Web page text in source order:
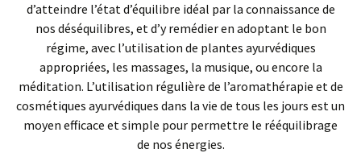
d’atteindre l’état d’équilibre idéal par la connaissance de
nos déséquilibres, et d’y remédier en adoptant le bon
régime, avec l’utilisation de plantes ayurvédiques
appropriées, les massages, la musique, ou encore la
méditation. L’utilisation régulière de l’aromathérapie et de
cosmétiques ayurvédiques dans la vie de tous les jours est un
moyen efficace et simple pour permettre le rééquilibrage
de nos énergies.